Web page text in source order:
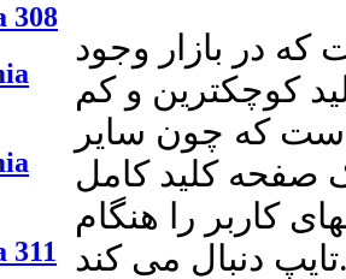
308
311
در بازار وجود
کوچکترین و کم
که چون سایر
صفحه کلید کامل
کاربر را هنگام
می کند.